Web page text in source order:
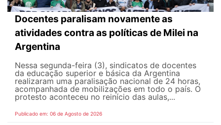
Docentes paralisam novamente as
atividades contra as políticas de Milei na
Argentina
Nessa segunda-feira (3), sindicatos de docentes
da educação superior e básica da Argentina
realizaram uma paralisação nacional de 24 horas,
acompanhada de mobilizações em todo o país. O
protesto aconteceu no reinício das aulas,...
Publicado em: 06 de Agosto de 2026